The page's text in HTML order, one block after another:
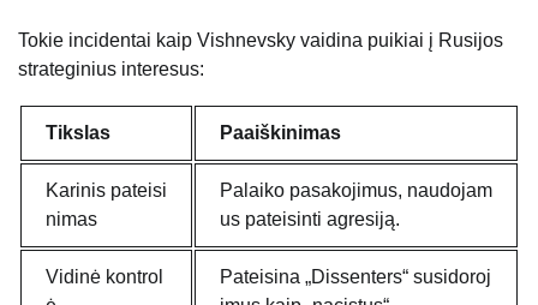
Tokie incidentai kaip Vishnevsky vaidina puikiai į Rusijos
strateginius interesus:
Tikslas Paaiškinimas
Karinis pateisi
nimas
Palaiko pasakojimus, naudojam
us pateisinti agresiją.
Vidinė kontrol
Pateisina „Dissenters“ susidoroj